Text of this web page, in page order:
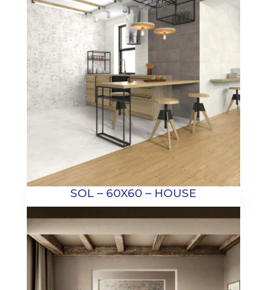
SOL – 60X60 – HOUSE